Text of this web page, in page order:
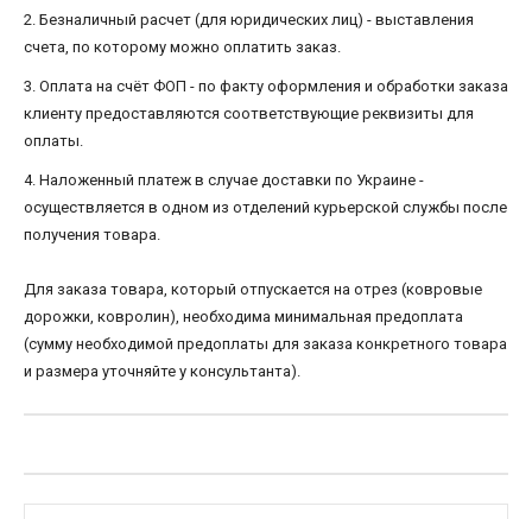
2. Безналичный расчет (для юридических лиц) - выставления
счета, по которому можно оплатить заказ.
3. Оплата на счёт ФОП - по факту оформления и обработки заказа
клиенту предоставляются соответствующие реквизиты для
оплаты.
4. Наложенный платеж в случае доставки по Украине -
осуществляется в одном из отделений курьерской службы после
получения товара.
Для заказа товара, который отпускается на отрез (ковровые
дорожки, ковролин), необходима минимальная предоплата
(сумму необходимой предоплаты для заказа конкретного товара
и размера уточняйте у консультанта).